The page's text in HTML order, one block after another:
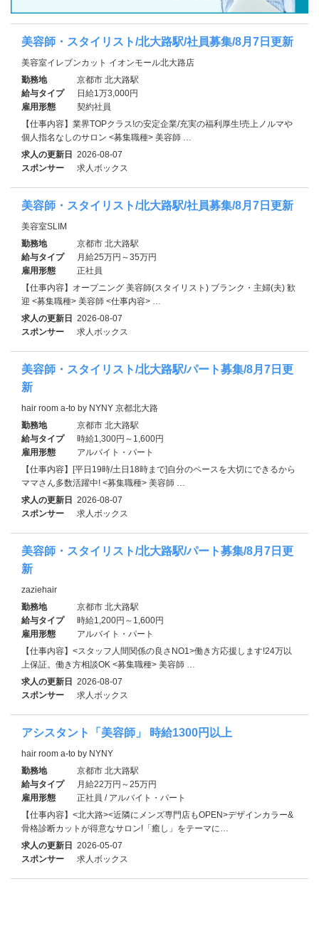
美容師・スタイリスト/北大路駅/社員募集/8月7日更新
美容室イレブンカット イオンモール北大路店
勤務地
京都市 北大路駅
給与タイプ
日給1万3,000円
雇用形態
契約社員
【仕事内容】業界TOPクラス!の安定企業/充実の福利厚生!売上ノルマや
個人指名なしのサロン <募集職種> 美容師 …
求人の更新日 2026-08-07
スポンサー
求人ボックス
美容師・スタイリスト/北大路駅/社員募集/8月7日更新
美容室SLIM
勤務地
京都市 北大路駅
給与タイプ
月給25万円～35万円
雇用形態
正社員
【仕事内容】オープニング 美容師(スタイリスト) ブランク・主婦(夫) 歓
迎 <募集職種> 美容師 <仕事内容> …
求人の更新日 2026-08-07
スポンサー
求人ボックス
美容師・スタイリスト/北大路駅/パート募集/8月7日更
新
hair room a-to by NYNY 京都北大路
勤務地
京都市 北大路駅
給与タイプ
時給1,300円～1,600円
雇用形態
アルバイト・パート
【仕事内容】[平日19時/土日18時まで]自分のペースを大切にできるから
ママさん多数活躍中! <募集職種> 美容師 …
求人の更新日 2026-08-07
スポンサー
求人ボックス
美容師・スタイリスト/北大路駅/パート募集/8月7日更
新
zaziehair
勤務地
京都市 北大路駅
給与タイプ
時給1,200円～1,600円
雇用形態
アルバイト・パート
【仕事内容】<スタッフ人間関係の良さNO1>働き方応援します!24万以
上保証。働き方相談OK <募集職種> 美容師 …
求人の更新日 2026-08-07
スポンサー
求人ボックス
アシスタント「美容師」 時給1300円以上
hair room a-to by NYNY
勤務地
京都市 北大路駅
給与タイプ
月給22万円～25万円
雇用形態
正社員 / アルバイト・パート
【仕事内容】<北大路><近隣にメンズ専門店もOPEN>デザインカラー&
骨格診断カットが得意なサロン!「癒し」をテーマに…
求人の更新日 2026-05-07
スポンサー
求人ボックス